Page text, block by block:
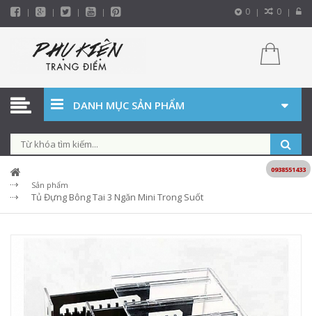
0 0
DANH MỤC SẢN PHẨM
Sản phẩm
Tủ Đựng Bông Tai 3 Ngăn Mini Trong Suốt
0938551433